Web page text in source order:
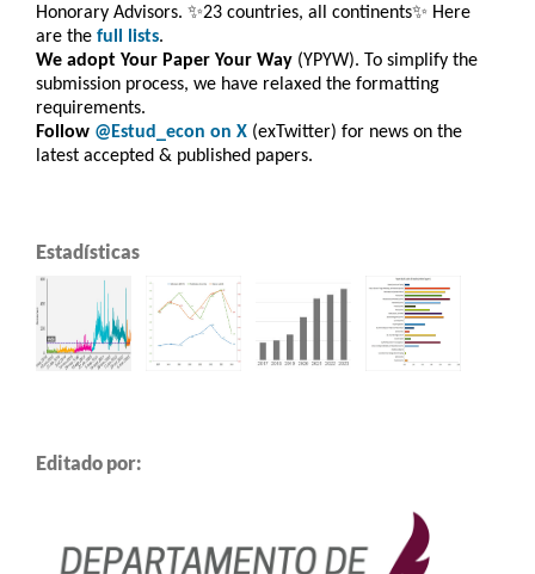
Honorary Advisors. ✨23 countries, all continents✨ Here
are the full lists.
We adopt Your Paper Your Way (YPYW). To simplify the
submission process, we have relaxed the formatting
requirements.
Follow @Estud_econ on X (exTwitter) for news on the
latest accepted & published papers.
Estadísticas
Editado por: